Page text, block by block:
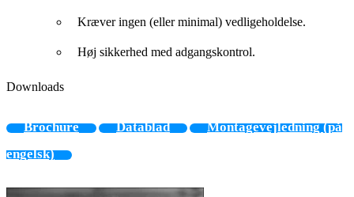
Kræver ingen (eller minimal) vedligeholdelse.
Høj sikkerhed med adgangskontrol.
Downloads
Brochure Datablad
Montagevejledning (på
engelsk)